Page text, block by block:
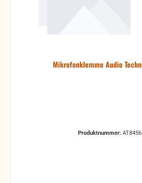
Mikrofonklemme Audio
Produktnummer: